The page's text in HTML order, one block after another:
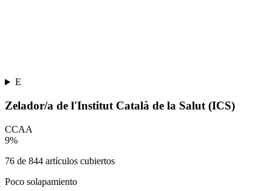
E
Zelador/a de l'Institut Català de la Salut (ICS)
CCAA
9%
76 de 844 artículos cubiertos
Poco solapamiento